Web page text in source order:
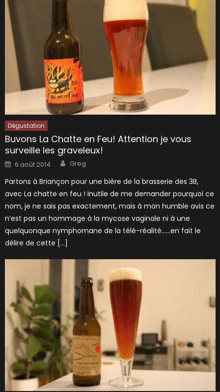
Dégustation
Buvons La Chatte en Feu! Attention je vous
surveille les graveleux!
Posted
on
6 août 2014 Author
Greg
Partons à Briançon pour une bière de la brasserie des 3B,
avec La chatte en feu ! Inutile de me demander pourquoi ce
nom, je ne sais pas exactement, mais à mon humble avis ce
n’est pas un hommage à la mycose vaginale ni à une
quelquonque nymphomane de la télé-réalité……en fait le
délire de cette […]